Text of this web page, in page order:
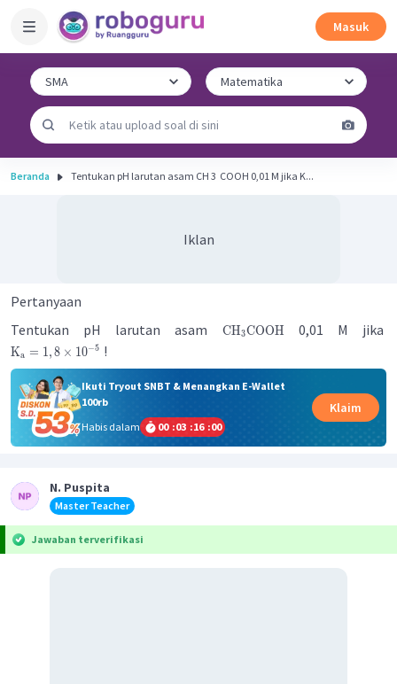
Masuk
Beranda Tentukan pH larutan asam CH 3 ​ COOH 0,01 M jika K...
Iklan
Pertanyaan
Tentukan pH larutan asam
CH3COOH 0,01 M jika
Ka = 1,8 × 10−5 !
Ikuti Tryout SNBT & Menangkan E-Wallet
100rb
Habis dalam
00 :03 :16 :00
Klaim
N. Puspita
Master Teacher
Jawaban terverifikasi